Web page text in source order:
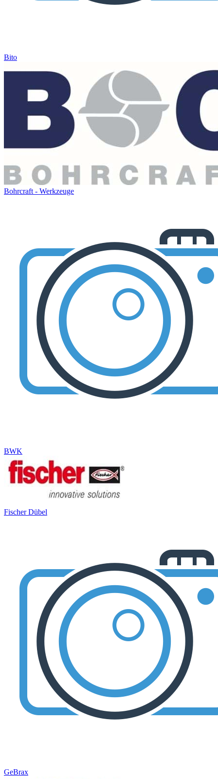
Bito
Bohrcraft - Werkzeuge
BWK
Fischer Dübel
GeBrax